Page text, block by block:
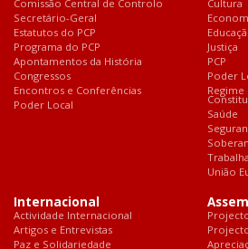
Comissão Central de Controlo
Secretário-Geral
Estatutos do PCP
Programa do PCP
Apontamentos da História
Congressos
Encontros e Conferências
Poder Local
Cultura
Justiça
PCP
Poder
Saúde
União
Internacional
Actividade Internacional
Artigos e Entrevistas
Paz e Solidariedade